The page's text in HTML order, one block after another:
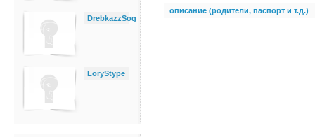
DrebkazzSog
LoryStype
описание (родители, паспорт и т.д.)